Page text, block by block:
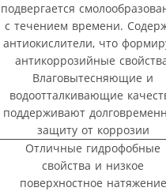
подвергается
с течением времени.
антиокислители, что
антикоррозийные
Влаговытесняющие и
водоотталкивающие
поддерживают
защиту от коррозии
Отличные гидрофобные
свойства и низкое
поверхностное натяжение